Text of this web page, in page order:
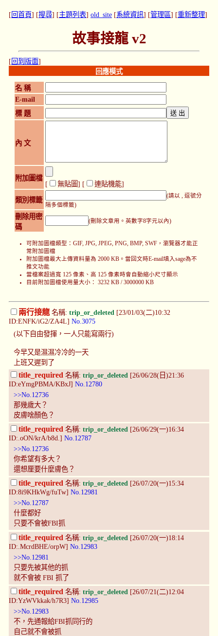
[ 回首頁] [搜尋] [主題列表] old_site [系統資訊] [管理區] [重新整理]
故事接龍 v2
[ 回到版面]
回應模式
名 稱
E-mail
標 題
內 文
附加圖檔
[ 無貼圖] [ 連貼機能]
類別標籤
(請以 , 逗號分
隔多個標籤)
刪除用密
碼
(刪除文章用。英數字8字元以內)
可附加圖檔類型：GIF, JPG, JPEG, PNG, BMP, SWF，瀏覽器才能正
常附加圖檔
附加圖檔最大上傳資料量為 2000 KB。當回文時E-mail填入sage為不
推文功能
當檔案超過寬 125 像素、高 125 像素時會自動縮小尺寸顯示
目前附加圖檔使用量大小： 3232 KB / 3000000 KB
兩行接龍 名稱: trip_or_deleted [23/01/03(二)10:32
ID:ENFK/iG2/ZA4L] No.3075
(以下自由發揮，一人只能寫兩行)
今早又是濕濕冷冷的一天
上班又遲到了
title_required 名稱: trip_or_deleted [26/06/28(日)21:36
ID:eYmgPBMA/KBxJ] No.12780
>>No.12736
那幾歲大？
皮膚啥顏色？
title_required 名稱: trip_or_deleted [26/06/29(一)16:34
ID:.oON/krA/b8d.] No.12787
>>No.12736
你希望有多大？
還想厘要什麼膚色？
title_required 名稱: trip_or_deleted [26/07/20(一)15:34
ID:8i9KHkWg/fuTw] No.12981
>>No.12787
什麼都好
只要不會被FBI抓
title_required 名稱: trip_or_deleted [26/07/20(一)18:14
ID:.McrdBHE/orpW] No.12983
>>No.12981
只要先被其他的抓
就不會被 FBI 抓了
title_required 名稱: trip_or_deleted [26/07/21(二)12:04
ID:YzWVkkak/h7R3] No.12985
>>No.12983
不，先通報給FBI抓同行的
自己就不會被抓